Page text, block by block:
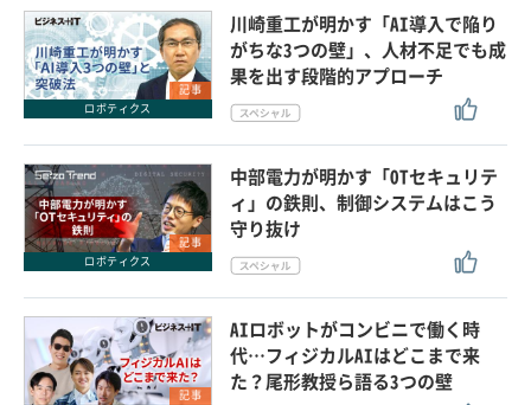
記事
ロボティクス
川崎重工が明かす「AI導入で陥り
がちな3つの壁」、人材不足でも成
果を出す段階的アプローチ
記事
ロボティクス
中部電力が明かす「OTセキュリテ
ィ」の鉄則、制御システムはこう
守り抜け
記事
AIロボットがコンビニで働く時
代…フィジカルAIはどこまで来
た？尾形教授ら語る3つの壁